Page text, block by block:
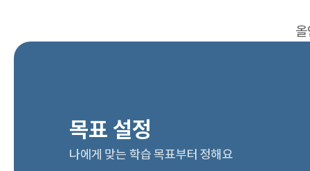
목표 설정
나에게 맞는 학습 목표부터 정해요